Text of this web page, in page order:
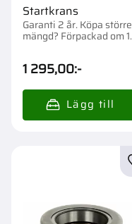
Startkrans
Garanti 2 år. Köpa större
mängd? Förpackad om 1
1 295,00:-